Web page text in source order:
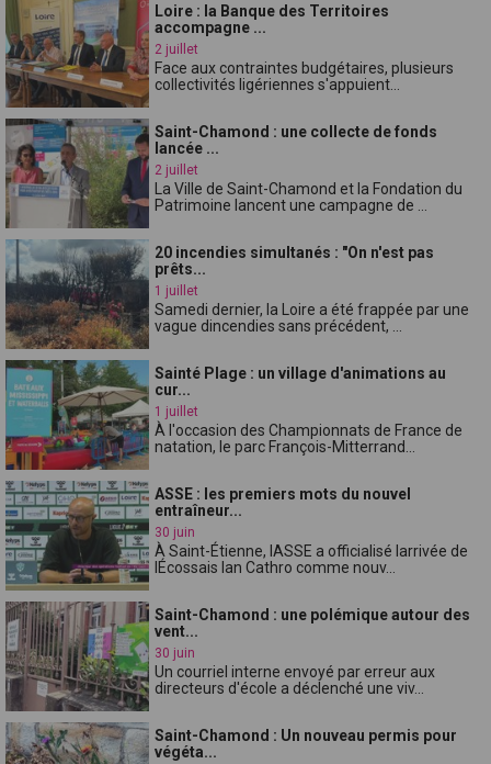
Loire : la Banque des Territoires
accompagne ...
2 juillet
Face aux contraintes budgétaires, plusieurs
collectivités ligériennes s'appuient...
Saint-Chamond : une collecte de fonds
lancée ...
2 juillet
La Ville de Saint-Chamond et la Fondation du
Patrimoine lancent une campagne de ...
20 incendies simultanés : "On n'est pas
prêts...
1 juillet
Samedi dernier, la Loire a été frappée par une
vague dincendies sans précédent, ...
Sainté Plage : un village d'animations au
cur...
1 juillet
À l'occasion des Championnats de France de
natation, le parc François-Mitterrand...
ASSE : les premiers mots du nouvel
entraîneur...
30 juin
À Saint-Étienne, lASSE a officialisé larrivée de
lÉcossais Ian Cathro comme nouv...
Saint-Chamond : une polémique autour des
vent...
30 juin
Un courriel interne envoyé par erreur aux
directeurs d'école a déclenché une viv...
Saint-Chamond : Un nouveau permis pour
végéta...